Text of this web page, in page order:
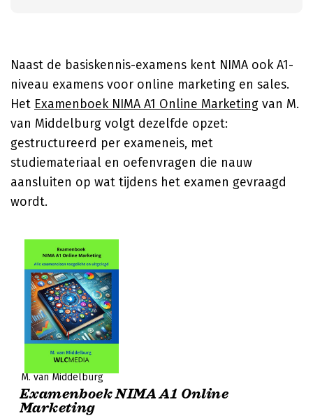
Naast de basiskennis-examens kent NIMA ook A1-
niveau examens voor online marketing en sales.
Het Examenboek NIMA A1 Online Marketing van M.
van Middelburg volgt dezelfde opzet:
gestructureerd per exameneis, met
studiemateriaal en oefenvragen die nauw
aansluiten op wat tijdens het examen gevraagd
wordt.
M. van Middelburg
Examenboek NIMA A1 Online
Marketing